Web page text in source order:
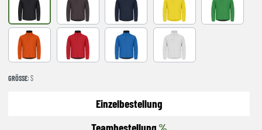
Black Dark Grey Dark Navy Lemon Apple Green
Blood Orange RED Royal Blue White
GRÖSSE : S
Einzelbestellung